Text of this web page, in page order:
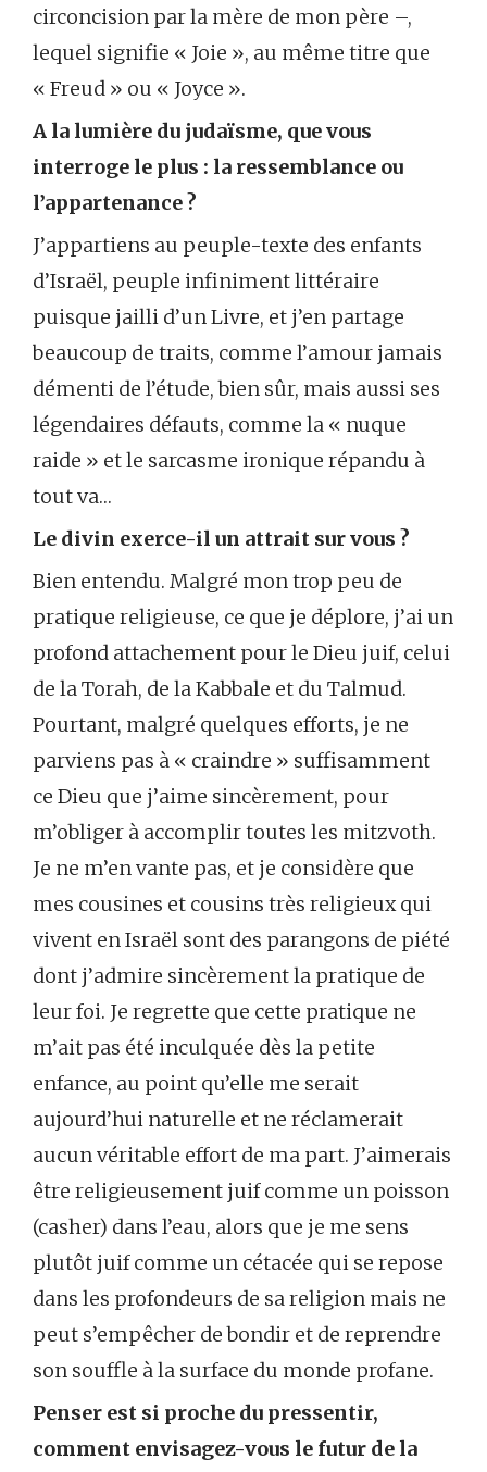
circoncision par la mère de mon père –,
lequel signifie « Joie », au même titre que
« Freud » ou « Joyce ».
A la lumière du judaïsme, que vous
interroge le plus : la ressemblance ou
l’appartenance ?
J’appartiens au peuple-texte des enfants
d’Israël, peuple infiniment littéraire
puisque jailli d’un Livre, et j’en partage
beaucoup de traits, comme l’amour jamais
démenti de l’étude, bien sûr, mais aussi ses
légendaires défauts, comme la « nuque
raide » et le sarcasme ironique répandu à
tout va…
Le divin exerce-il un attrait sur vous ?
Bien entendu. Malgré mon trop peu de
pratique religieuse, ce que je déplore, j’ai un
profond attachement pour le Dieu juif, celui
de la Torah, de la Kabbale et du Talmud.
Pourtant, malgré quelques efforts, je ne
parviens pas à « craindre » suffisamment
ce Dieu que j’aime sincèrement, pour
m’obliger à accomplir toutes les mitzvoth.
Je ne m’en vante pas, et je considère que
mes cousines et cousins très religieux qui
vivent en Israël sont des parangons de piété
dont j’admire sincèrement la pratique de
leur foi. Je regrette que cette pratique ne
m’ait pas été inculquée dès la petite
enfance, au point qu’elle me serait
aujourd’hui naturelle et ne réclamerait
aucun véritable effort de ma part. J’aimerais
être religieusement juif comme un poisson
(casher) dans l’eau, alors que je me sens
plutôt juif comme un cétacée qui se repose
dans les profondeurs de sa religion mais ne
peut s’empêcher de bondir et de reprendre
son souffle à la surface du monde profane.
Penser est si proche du pressentir,
comment envisagez-vous le futur de la